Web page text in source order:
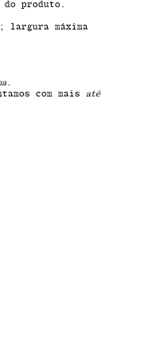
do produto.
largura máxima
.
com mais até